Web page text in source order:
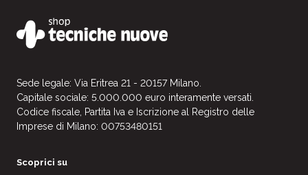
internazionali presso l’Associazione nazionale Città
dell’Olio. Negli anni si è specializzata nel settore
ad esperienze in ambito nazionale ed internazionale
tra cui FAO in supporto al Programma sul patrimonio
agricolo di importanza mondiale della FAO (GIAHS),
ISMEA, l’Associazione dei Paesaggi Rurali di Interesse
Sardegna, Fondazione QualiVita e Banca Europea per
Sede legale: Via Eritrea 21 - 20157 Milano.
Capitale sociale: 5.000.000 euro interamente versati.
Codice fiscale, Partita Iva e Iscrizione al Registro delle
Imprese di Milano: 00753480151
Scoprici su